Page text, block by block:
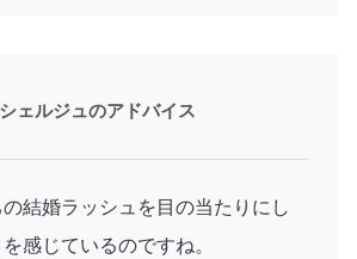
ェルジュのアドバイス
結婚ラッシュを目の当たりにし
感じているのですね。